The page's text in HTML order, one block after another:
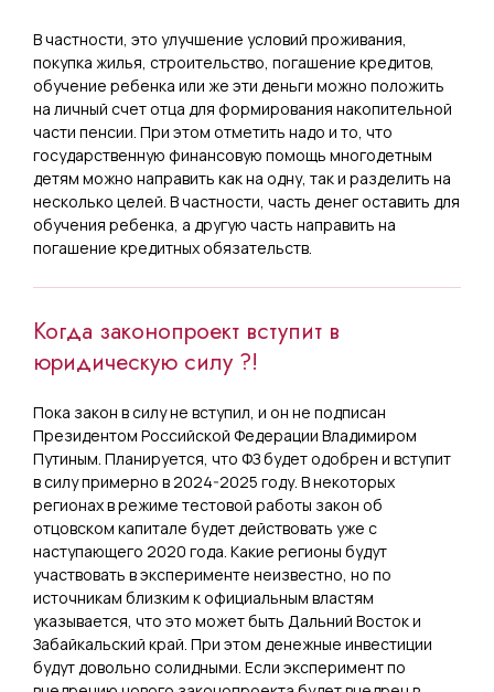
В частности, это улучшение условий проживания,
покупка жилья, строительство, погашение кредитов,
обучение ребенка или же эти деньги можно положить
на личный счет отца для формирования накопительной
части пенсии. При этом отметить надо и то, что
государственную финансовую помощь многодетным
детям можно направить как на одну, так и разделить на
несколько целей. В частности, часть денег оставить для
обучения ребенка, а другую часть направить на
погашение кредитных обязательств.
Когда законопроект вступит в
юридическую силу ?!
Пока закон в силу не вступил, и он не подписан
Президентом Российской Федерации Владимиром
Путиным. Планируется, что ФЗ будет одобрен и вступит
в силу примерно в 2024-2025 году. В некоторых
регионах в режиме тестовой работы закон об
отцовском капитале будет действовать уже с
наступающего 2020 года. Какие регионы будут
участвовать в эксперименте неизвестно, но по
источникам близким к официальным властям
указывается, что это может быть Дальний Восток и
Забайкальский край. При этом денежные инвестиции
будут довольно солидными. Если эксперимент по